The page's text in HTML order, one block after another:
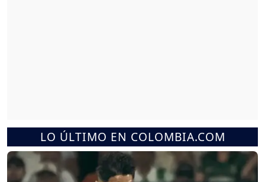
LO ÚLTIMO EN COLOMBIA.COM